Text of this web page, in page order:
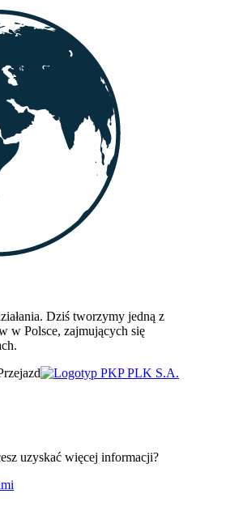
Dziś tworzymy jedną z
w Polsce, zajmujących się
uzyskać więcej informacji?